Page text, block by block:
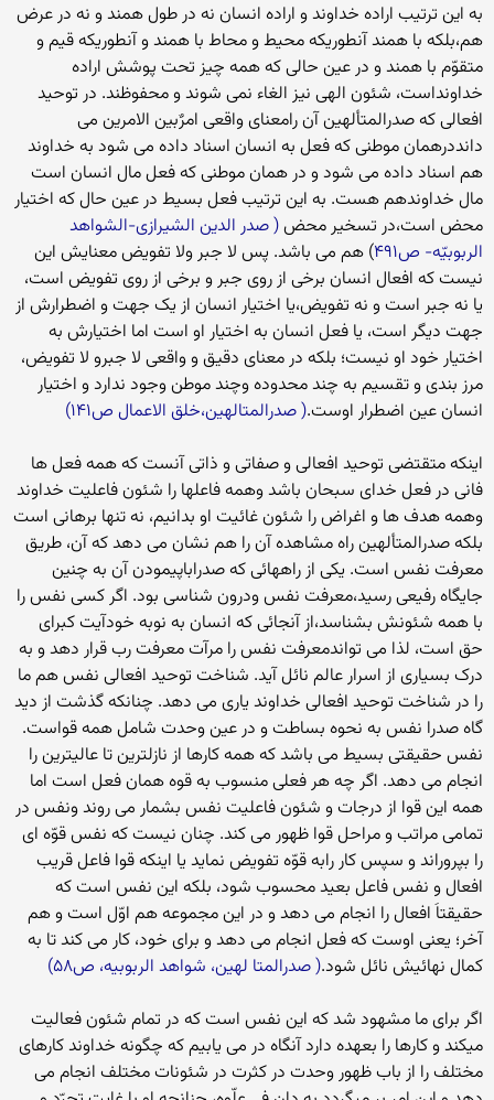
به این ترتیب اراده خداوند و اراده انسان نه در طول همند و نه در عرض
هم،بلکه با همند آنطوریکه محیط و محاط با همند و آنطوریکه قیم و
متقوّم با همند و در عین حالی که همه چیز تحت پوشش اراده
خداونداست، شئون الهی نیز الغاء نمی شوند و محفوظند. در توحید
افعالی که صدرالمتألهین آن رامعنای واقعی امرٌبین الامرین می
دانددرهمان موطنی که فعل به انسان اسناد داده می شود به خداوند
هم اسناد داده می شود و در همان موطنی که فعل مال انسان است
مال خداوندهم هست. به این ترتیب فعل بسیط در عین حال که اختیار
محض است،در تسخیر محض( صدر الدین الشیرازی-الشواهد
الربوبیّه- ص۴۹۱
) هم می باشد. پس لا جبر ولا تفویض معنایش این
نیست که افعال انسان برخی از روی جبر و برخی از روی تفویض است،
یا نه جبر است و نه تفویض،یا اختیار انسان از یک جهت و اضطرارش از
جهت دیگر است، یا فعل انسان به اختیار او است اما اختیارش به
اختیار خود او نیست؛ بلکه در معنای دقیق و واقعی لا جبرو لا تفویض،
مرز بندی و تقسیم به چند محدوده وچند موطن وجود ندارد و اختیار
انسان عین اضطرار اوست.( صدرالمتالهین،خلق الاعمال ص۱۴۱)
اینکه متقتضی توحید افعالی و صفاتی و ذاتی آنست که همه فعل ها
فانی در فعل خدای سبحان باشد وهمه فاعلها را شئون فاعلیت خداوند
وهمه هدف ها و اغراض را شئون غائیت او بدانیم، نه تنها برهانی است
بلکه صدرالمتألهین راه مشاهده آن را هم نشان می دهد که آن، طریق
معرفت نفس است. یکی از راههائی که صدراباپیمودن آن به چنین
جایگاه رفیعی رسید،معرفت نفس ودرون شناسی بود. اگر کسی نفس را
با همه شئونش بشناسد،از آنجائی که انسان به نوبه خودآیت کبرای
حق است، لذا می تواندمعرفت نفس را مرآت معرفت رب قرار دهد و به
درک بسیاری از اسرار عالم نائل آید. شناخت توحید افعالی نفس هم ما
را در شناخت توحید افعالی خداوند یاری می دهد. چنانکه گذشت از دید
گاه صدرا نفس به نحوه بساطت و در عین وحدت شامل همه قواست.
نفس حقیقتی بسیط می باشد که همه کارها از نازلترین تا عالیترین را
انجام می دهد. اگر چه هر فعلی منسوب به قوه همان فعل است اما
همه این قوا از درجات و شئون فاعلیت نفس بشمار می روند ونفس در
تمامی مراتب و مراحل قوا ظهور می کند. چنان نیست که نفس قوّه ای
را بپروراند و سپس کار رابه قوّه تفویض نماید یا اینکه قوا فاعل قریب
افعال و نفس فاعل بعید محسوب شود، بلکه این نفس است که
حقیقتاَ افعال را انجام می دهد و در این مجموعه هم اوّل است و هم
آخر؛ یعنی اوست که فعل انجام می دهد و برای خود، کار می کند تا به
کمال نهائیش نائل شود.( صدرالمتا لهین، شواهد الربوبیه، ص۵۸)
اگر برای ما مشهود شد که این نفس است که در تمام شئون فعالیت
میکند و کارها را بعهده دارد آنگاه در می یابیم که چگونه خداوند کارهای
مختلف را از باب ظهور وحدت در کثرت در شئونات مختلف انجام می